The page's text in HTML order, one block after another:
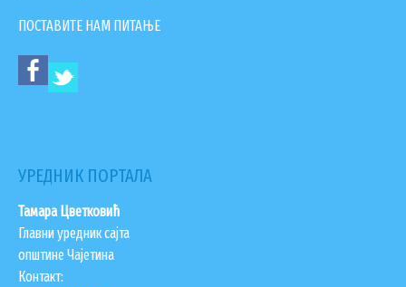
ВОДИЧ КРОЗ ЛОКАЛНУ УПРАВУ
ПИСАРНИЦА
ВИРТУЕЛНИ МАТИЧАР
КОНКУРСИ, ПОЗИВИ, ОБАВЕШТЕЊА
ПОСТАВИТЕ НАМ ПИТАЊЕ
УРЕДНИК ПОРТАЛА
Тамара Цветковић
Главни уредник сајта
општине Чајетина
Контакт: